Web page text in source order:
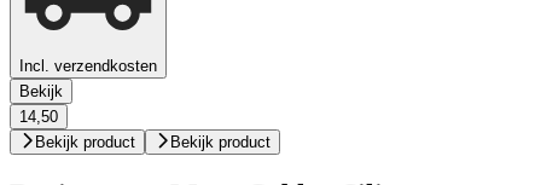
Incl. verzendkosten
Bekijk
14,50
Bekijk product
Bekijk product